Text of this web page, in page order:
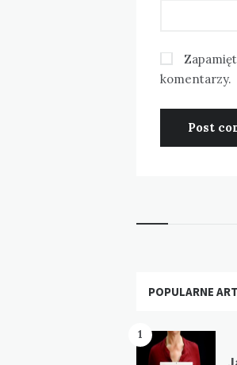
komentarzy.
Widgets
POPULARNE
1